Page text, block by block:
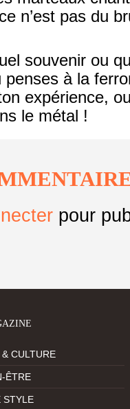
n’est pas du
souvenir ou
penses à la
expérience,
le métal !
pour
CULTURE
ÊTRE
STYLE